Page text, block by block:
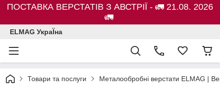
ПОСТАВКА ВЕРСТАТІВ З АВСТРІЇ - 🚛 21.08. 2026
🚛
ELMAG УкраЇна
Товари та послуги Металообробні верстати ELMAG |